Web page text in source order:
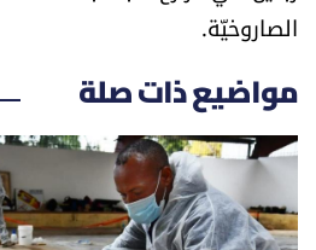
منوّعات
حظّك اليوم
للتاريخ
فيديو
الصاروخيّة.
مواضيع ذات صلة